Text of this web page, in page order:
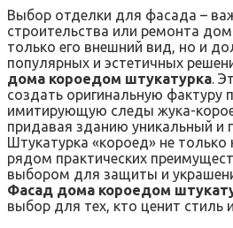
Выбор отделки для фасада –
строительства или ремонта
только его внешний вид, но и
популярных и эстетичных
дома короедом штукатурка.
создать оригинальную фактуру
имитирующую следы жука-
придавая зданию уникальный и
Штукатурка «короед» не только
рядом практических
выбором для защиты и
Фасад дома короедом
выбор для тех, кто ценит стиль